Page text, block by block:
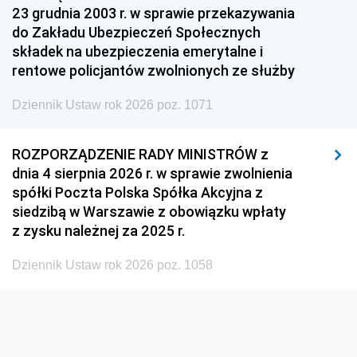
1951 1950 1949
1948 1947 1946
1937
1932 1931 1930
1929 1928 1927
1926 1925
1923 1922
23 grudnia 2003 r. w sprawie przekazywania
do Zakładu Ubezpieczeń Społecznych
składek na ubezpieczenia emerytalne i
rentowe policjantów zwolnionych ze służby
Dziennik Ustaw rok 2026 poz. 1071
ROZPORZĄDZENIE RADY MINISTRÓW z
dnia 4 sierpnia 2026 r. w sprawie zwolnienia
spółki Poczta Polska Spółka Akcyjna z
siedzibą w Warszawie z obowiązku wpłaty
z zysku należnej za 2025 r.
Dziennik Ustaw rok 2026 poz. 1058